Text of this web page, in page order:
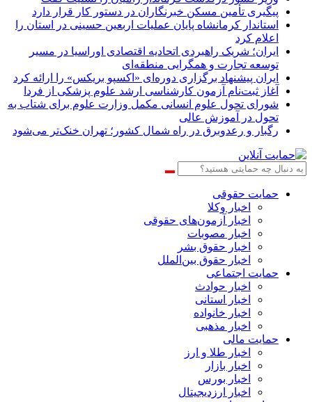
پیگیری تأمین مسکن خبرنگاران در دستور کار قرار دارد
استاندار کرمانشاه پایان عملیات اربعین حسینی در استان را
اعلام کرد
ایران؛ شریک راهبردی اتحادیه اقتصادی اوراسیا در مسیر
توسعه تجارت و همگرایی منطقه‌ای
ایران پیشنهاد برگزاری دوره‌ای «اکسپو بریکس» را ارائه کرد
آغاز ثبت‌نام‌ آزمون کارشناسی ارشد علوم پزشکی از فردا
شورای تحول علوم انسانی مکمل وزارت علوم برای شتاب به
تحول در آموزش عالی
رگبار و رعدوبرق در راه شمال کشور؛ تهران خنک‌تر می‌شود
حمایت حقوقی
اخبار وکلا
اخبار آزمون‌های حقوقی
اخبار مصوبات
اخبار حقوق بشر
اخبار حقوق بین‌الملل
حمایت اجتماعی
اخبار حوادث
اخبار استانی
اخبار خانواده
اخبار مذهبی
حمایت مالی
اخبار طلا و ارز
اخبار بازار
اخبار بورس
اخبار ارزدیجیتال